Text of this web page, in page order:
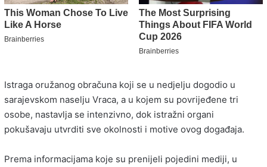
Istraga oružanog obračuna koji se u nedjelju dogodio u
sarajevskom naselju Vraca, a u kojem su povrijeđene tri
osobe, nastavlja se intenzivno, dok istražni organi
pokušavaju utvrditi sve okolnosti i motive ovog događaja.
Prema informacijama koje su prenijeli pojedini mediji, u